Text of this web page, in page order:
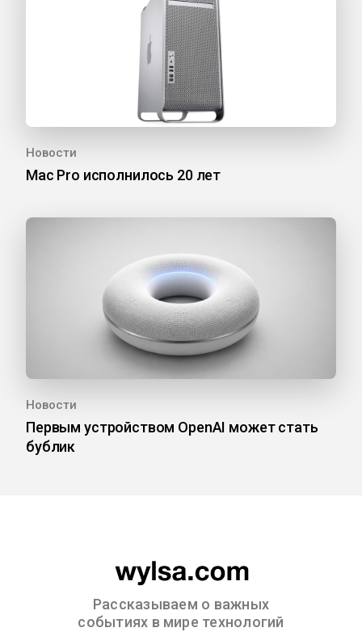
Новости
Mac Pro исполнилось 20 лет
Новости
Первым устройством OpenAI может стать
бублик
Рассказываем о важных
событиях в мире технологий